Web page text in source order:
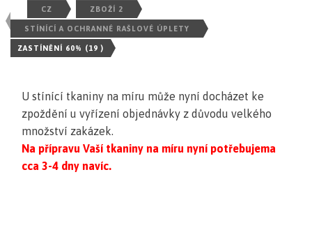
CZ ZBOŽÍ 2
STÍNÍCÍ A OCHRANNÉ RAŠLOVÉ ÚPLETY
ZASTÍNĚNÍ 60% (19 )
U stínící tkaniny na míru může nyní docházet ke
zpoždění u vyřízení objednávky z důvodu velkého
množství zakázek.
Na přípravu Vaší tkaniny na míru nyní potřebujema
cca 3-4 dny navíc.